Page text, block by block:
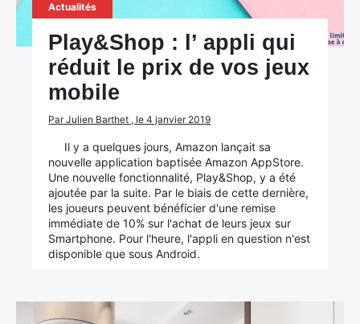
Actualités
Play&Shop : l’ appli qui
réduit le prix de vos jeux
mobile
Par Julien Barthet , le 4 janvier 2019
Il y a quelques jours, Amazon lançait sa
nouvelle application baptisée Amazon AppStore.
Une nouvelle fonctionnalité, Play&Shop, y a été
ajoutée par la suite. Par le biais de cette dernière,
les joueurs peuvent bénéficier d'une remise
immédiate de 10% sur l'achat de leurs jeux sur
Smartphone. Pour l'heure, l'appli en question n'est
disponible que sous Android.